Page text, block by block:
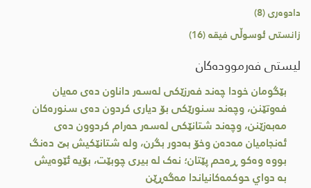
دادوەری (8)
زانستی ئوسوڵی فیقه (16)
لیستی فەرموودەکان
بێگومان خودا چەند فەرزێکی لەسەر داناون دەی مەيان
فەوتێنن، وچەند سنورێکی بۆ دیاری کردون دەی سنورەکان
مەبەزێنن، وچەند شتانێکی لەسەر حەرام کردوون دەی
ئەنجامیان مەدەن وخۆ بەدور بگرن، وله شتانێكيش بێ دەنگ
بووه وەكو ڕەحم پێتان؛ نەک لە بیری چوبێت، بۆیە ئێوەیش
به دواي حوکمەکانیاندا مەگەڕێن